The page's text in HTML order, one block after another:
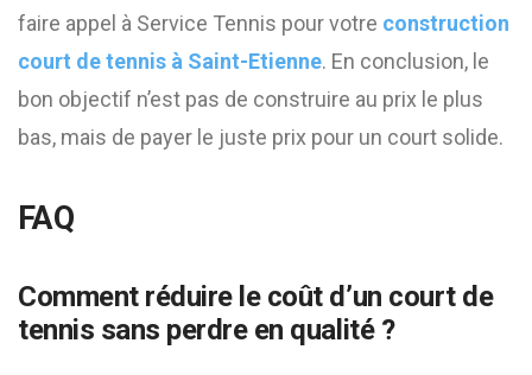
faire appel à Service Tennis pour votre construction
court de tennis à Saint-Etienne. En conclusion, le
bon objectif n’est pas de construire au prix le plus
bas, mais de payer le juste prix pour un court solide.
FAQ
Comment réduire le coût d’un court de
tennis sans perdre en qualité ?